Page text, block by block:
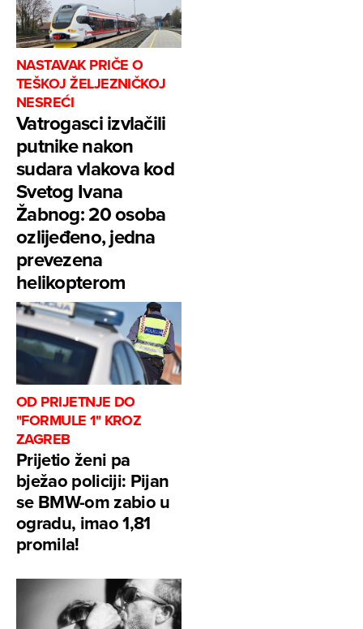
NASTAVAK PRIČE O
TEŠKOJ ŽELJEZNIČKOJ
NESREĆI
Vatrogasci izvlačili
putnike nakon
sudara vlakova kod
Svetog Ivana
Žabnog: 20 osoba
ozlijeđeno, jedna
prevezena
helikopterom
OD PRIJETNJE DO
"FORMULE 1" KROZ
ZAGREB
Prijetio ženi pa
bježao policiji: Pijan
se BMW-om zabio u
ogradu, imao 1,81
promila!